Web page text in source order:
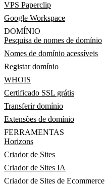
VPS Paperclip
Google Workspace
DOMÍNIO
Pesquisa de nomes de domínio
Nomes de domínio acessíveis
Registar domínio
WHOIS
Certificado SSL grátis
Transferir domínio
Extensões de domínio
FERRAMENTAS
Horizons
Criador de Sites
Criador de Sites IA
Criador de Sites de Ecommerce